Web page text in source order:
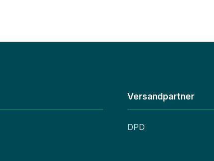
Versandpartner
DPD